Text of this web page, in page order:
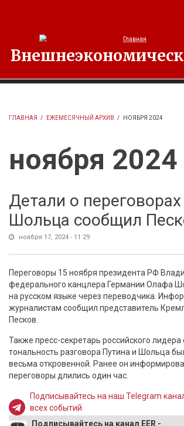
ГЛАВНАЯ / ЕЖЕМЕСЯЧНЫЙ АРХИВ / НОЯБРЯ 2024
ноября 2024
Детали о
Шольца сообщил
ноября 17, 2024 - 11:29
Переговоры 15 ноября президента РФ
федерального канцлера Германии Олафа
на русском языке через переводчика.
журналистам сообщил представитель
Песков.
Также пресс-секретарь российского лидера
тональность разговора Путина и Шольца
весьма откровенной. Ранее он
переговоры длились один час.
Подписывайтесь на наш Telegram
всех событий
Подписывайтесь на канал EER -